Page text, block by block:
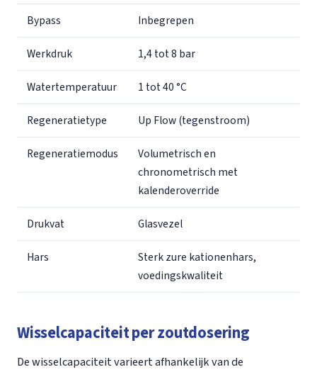
Bypass Inbegrepen
Werkdruk 1,4 tot 8 bar
Watertemperatuur 1 tot 40 °C
Regeneratietype Up Flow (tegenstroom)
Regeneratiemodus
Volumetrisch en
chronometrisch met
kalenderoverride
Drukvat Glasvezel
Hars
Sterk zure kationenhars,
voedingskwaliteit
Wisselcapaciteit per zoutdosering
De wisselcapaciteit varieert afhankelijk van de